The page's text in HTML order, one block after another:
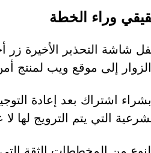
وراء الخطة
شاشة التحذير الأخيرة زر
الزوار إلى موقع ويب
بشراء اشتراك بعد إعادة
التي يتم الترويج لها